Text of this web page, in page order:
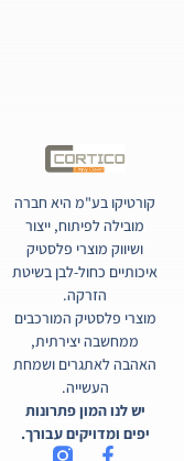
קורטיקו בע"מ היא חברה
מובילה לפיתוח, ייצור
ושיווק מוצרי פלסטיק
איכותיים כחול-לבן בשיטת
הזרקה.
מוצרי פלסטיק המורכבים
ממחשבה יצירתית,
האהבה לאתגרים ושמחת
העשייה.
יש לנו המון פתרונות
יפים ומדויקים עבורך.